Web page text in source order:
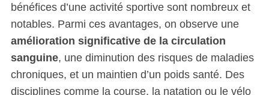
bénéfices d’une activité sportive sont nombreux et
notables. Parmi ces avantages, on observe une
amélioration significative de la circulation
sanguine, une diminution des risques de maladies
chroniques, et un maintien d’un poids santé. Des
disciplines comme la course, la natation ou le vélo